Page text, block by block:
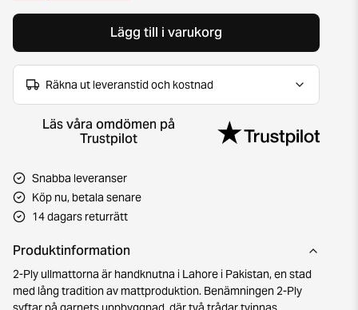
Lägg till i varukorg
Räkna ut leveranstid och kostnad
Läs våra omdömen på
Trustpilot
Snabba leveranser
Köp nu, betala senare
14 dagars returrätt
Produktinformation
2-Ply ullmattorna är handknutna i Lahore i Pakistan, en stad
med lång tradition av mattproduktion. Benämningen 2-Ply